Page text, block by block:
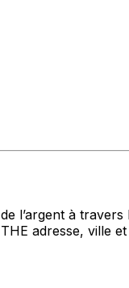
l’argent à
adresse, ville